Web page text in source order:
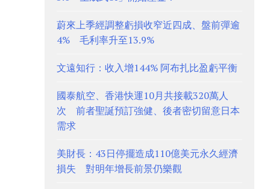
蔚來上季經調整虧損收窄近四成、盤前彈逾
4% 毛利率升至13.9%
文遠知行：收入增144% 阿布扎比盈虧平衡
國泰航空、香港快運10月共接載320萬人
次 前者聖誕預訂強健、後者密切留意日本
需求
美財長：43日停擺造成110億美元永久經濟
損失 對明年增長前景仍樂觀